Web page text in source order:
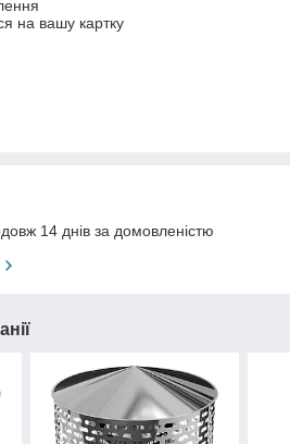
на вашу картку
14 днів за домовленістю